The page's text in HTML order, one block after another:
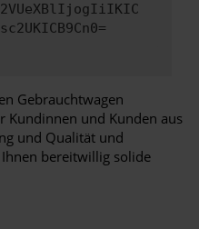
Gebrauchtwagen
Kundinnen und Kunden aus
und Qualität und
bereitwillig solide